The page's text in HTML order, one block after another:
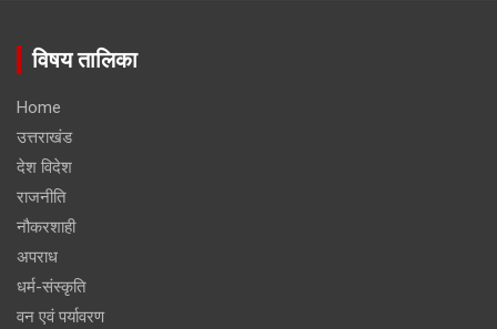
विषय तालिका
Home
उत्तराखंड
देश विदेश
राजनीति
नौकरशाही
अपराध
धर्म-संस्कृति
वन एवं पर्यावरण